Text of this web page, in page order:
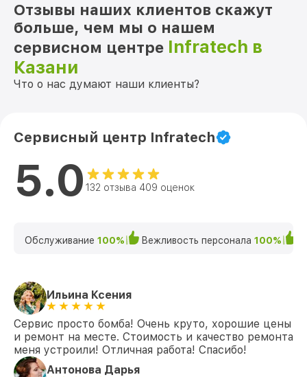
Infratech
Отзывы наших клиентов скажут
больше, чем мы о нашем
сервисном центре Infratech в
Казани
Что о нас думают наши клиенты?
Сервисный центр Infratech
5.0 132 отзыва 409 оценок
Обслуживание 100% Вежливость персонала 100%
Ильина Ксения
Сервис просто бомба! Очень круто, хорошие цены
и ремонт на месте. Стоимость и качество ремонта
меня устроили! Отличная работа! Спасибо!
Антонова Дарья